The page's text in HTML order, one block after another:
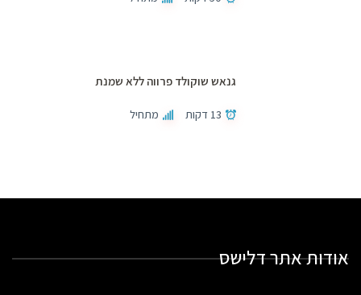
גנאש שוקולד פרווה ללא שמנת
13 דקות מתחיל
אודות אתר דלישס